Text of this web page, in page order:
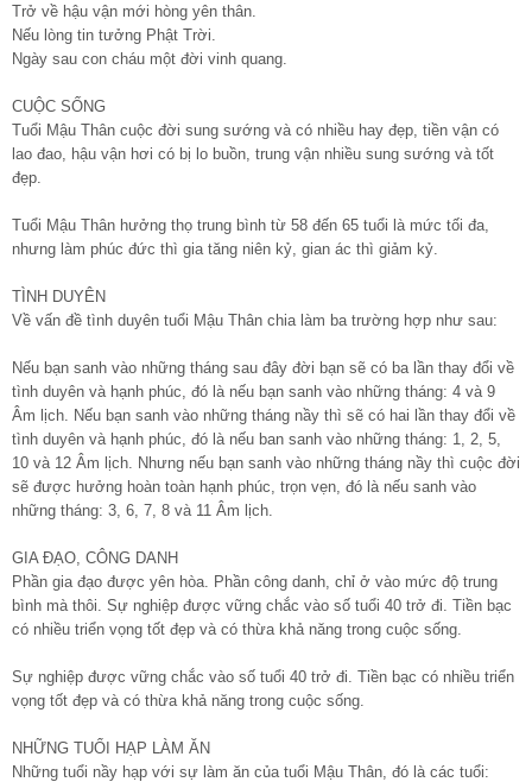
Trở về hậu vận mới hòng yên thân.
Nếu lòng tin tưởng Phật Trời.
Ngày sau con cháu một đời vinh quang.
CUỘC SỐNG
Tuổi Mậu Thân cuộc đời sung sướng và có nhiều hay đẹp, tiền vận có
lao đao, hậu vận hơi có bị lo buồn, trung vận nhiều sung sướng và tốt
đẹp.
Tuổi Mậu Thân hưởng thọ trung bình từ 58 đến 65 tuổi là mức tối đa,
nhưng làm phúc đức thì gia tăng niên kỷ, gian ác thì giảm kỷ.
TÌNH DUYÊN
Về vấn đề tình duyên tuổi Mậu Thân chia làm ba trường hợp như sau:
Nếu bạn sanh vào những tháng sau đây đời bạn sẽ có ba lần thay đổi về
tình duyên và hạnh phúc, đó là nếu bạn sanh vào những tháng: 4 và 9
Âm lịch. Nếu bạn sanh vào những tháng nầy thì sẽ có hai lần thay đổi về
tình duyên và hạnh phúc, đó là nếu ban sanh vào những tháng: 1, 2, 5,
10 và 12 Âm lịch. Nhưng nếu bạn sanh vào những tháng nầy thì cuộc đời
sẽ được hưởng hoàn toàn hạnh phúc, trọn vẹn, đó là nếu sanh vào
những tháng: 3, 6, 7, 8 và 11 Âm lịch.
GIA ĐẠO, CÔNG DANH
Phần gia đạo được yên hòa. Phần công danh, chỉ ở vào mức độ trung
bình mà thôi. Sự nghiệp được vững chắc vào số tuổi 40 trở đi. Tiền bạc
có nhiều triển vọng tốt đẹp và có thừa khả năng trong cuộc sống.
Sự nghiệp được vững chắc vào số tuổi 40 trở đi. Tiền bạc có nhiều triển
vọng tốt đẹp và có thừa khả năng trong cuộc sống.
NHỮNG TUỔI HẠP LÀM ĂN
Những tuổi nầy hạp với sự làm ăn của tuổi Mậu Thân, đó là các tuổi: